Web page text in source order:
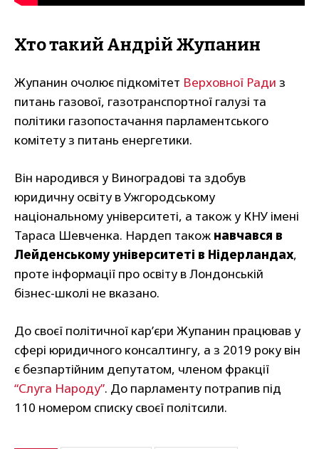
Хто такий Андрій Жупанин
Жупанин очолює підкомітет Верховної Ради з
питань газової, газотранспортної галузі та
політики газопостачання парламентського
комітету з питань енергетики.
Він народився у Виноградові та здобув
юридичну освіту в Ужгородському
національному університеті, а також у КНУ імені
Тараса Шевченка. Нардеп також навчався в
Лейденському університеті в Нідерландах,
проте інформації про освіту в Лондонській
бізнес-школі не вказано.
До своєї політичної кар’єри Жупанин працював у
сфері юридичного консалтингу, а з 2019 року він
є безпартійним депутатом, членом фракції
“Слуга Народу”. До парламенту потрапив під
110 номером списку своєї політсили.